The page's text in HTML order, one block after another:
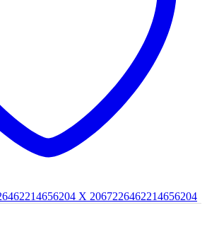
X 2067226462214656204